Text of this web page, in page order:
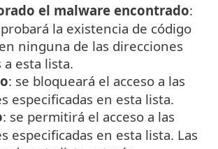
el malware encontrado:
la existencia de código
ninguna de las direcciones
a esta lista.
: se bloqueará el acceso a las
especificadas en esta lista.
: se permitirá el acceso a las
especificadas en esta lista. Las